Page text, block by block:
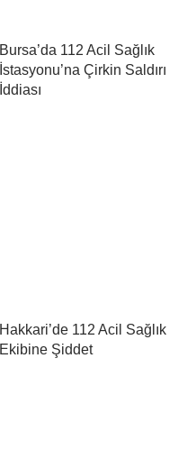
Bursa’da 112 Acil Sağlık
İstasyonu’na Çirkin Saldırı
İddiası
Hakkari’de 112 Acil Sağlık
Ekibine Şiddet